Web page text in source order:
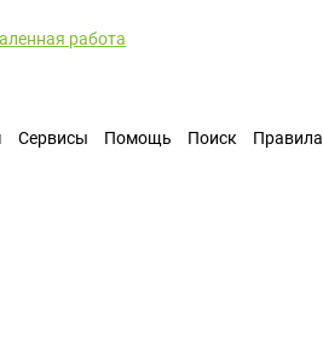
работа
Сервисы Помощь Поиск Правила